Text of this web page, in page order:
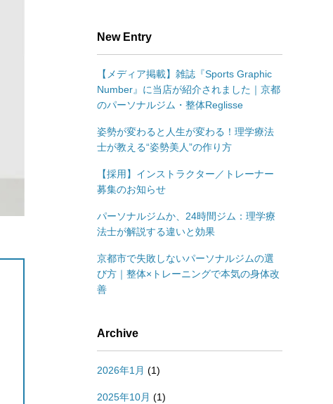
New Entry
【メディア掲載】雑誌『Sports Graphic
Number』に当店が紹介されました｜京都
のパーソナルジム・整体Reglisse
姿勢が変わると人生が変わる！理学療法
士が教える“姿勢美人”の作り方
【採用】インストラクター／トレーナー
募集のお知らせ
パーソナルジムか、24時間ジム：理学療
法士が解説する違いと効果
京都市で失敗しないパーソナルジムの選
び方｜整体×トレーニングで本気の身体改
善
Archive
2026年1月 (1)
2025年10月 (1)